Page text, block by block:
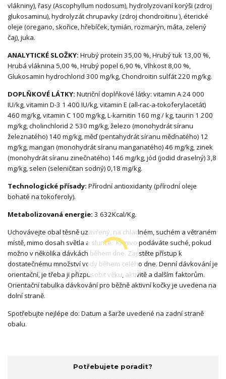
vlákniny), řasy (Ascophyllum nodosum), hydrolyzovaní korýši (zdroj
glukosaminu), hydrolyzát chrupavky (zdroj chondroitinu ), éterické
oleje (oregano, skořice, hřebíček, tymián, rozmarýn, máta, zelený
čaj), juka.
ANALYTICKÉ SLOŽKY: Hrubý protein 35,00 %, Hrubý tuk 13,00 %,
Hrubá vláknina 5,00 %, Hrubý popel 6,90 %, Vlhkost 8,00 %,
Glukosamin hydrochlorid 300 mg/kg, Chondroitin sulfát 220 mg/kg.
DOPLŇKOVÉ LÁTKY: Nutriční doplňkové látky: vitamin A 24 000
IU/kg, vitamin D-3 1 400 IU/kg, vitamin E (all-rac-a-tokoferylacetát)
460 mg/kg, vitamin C 100 mg/kg, L-karnitin 160 mg / kg, taurin 1 200
mg/kg, cholinchlorid 2 530 mg/kg, železo (monohydrát síranu
železnatého) 140 mg/kg, měď (pentahydrát síranu měďnatého) 12
mg/kg, mangan (monohydrát síranu manganatého) 46 mg/kg, zinek
(monohydrát síranu zinečnatého) 146 mg/kg, jód (jodid draselný) 3,8
mg/kg, selen (seleničitan sodný) 0,18 mg/kg.
Technologické přísady: Přírodní antioxidanty (přírodní oleje
bohaté na tokoferoly).
Metabolizovaná energie: 3 632Kcal/Kg.
Uchovávejte obal těsně uzavřený, na chladném, suchém a větraném
místě, mimo dosah světla a slunce. Krmivo podáváte suché, pokud
možno v několika dávkách během dne. Zajistěte přístup k
dostatečnému množství vody během celého dne. Denní dávkování je
orientační, je třeba ji přizpůsobit věku, aktivitě a dalším faktorům.
Orientační tabulka dávkování pro běžně aktivní kočky je uvedena na
dolní straně.
Spotřebujte nejlépe do: Datum a šarže uvedené na zadní straně
obalu.
Potřebujete poradit?